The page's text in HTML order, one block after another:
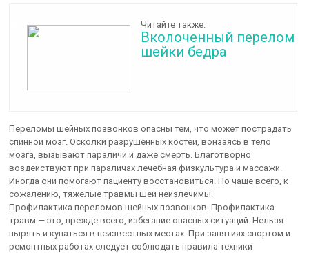
Читайте также:
Вколоченный перелом
шейки бедра
Переломы шейных позвонков опасны тем, что может пострадать
спинной мозг. Осколки разрушенных костей, вонзаясь в тело
мозга, вызывают параличи и даже смерть. Благотворно
воздействуют при параличах лечебная физкультура и массажи.
Иногда они помогают пациенту восстановиться. Но чаще всего, к
сожалению, тяжелые травмы шеи неизлечимы.
Профилактика переломов шейных позвонков. Профилактика
травм — это, прежде всего, избегание опасных ситуаций. Нельзя
нырять и купаться в неизвестных местах. При занятиях спортом и
ремонтных работах следует соблюдать правила техники